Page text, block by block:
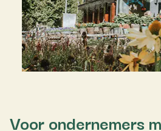
Voor ondernemers